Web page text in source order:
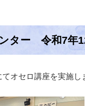
ター 令和7年
オセロ講座を実施し